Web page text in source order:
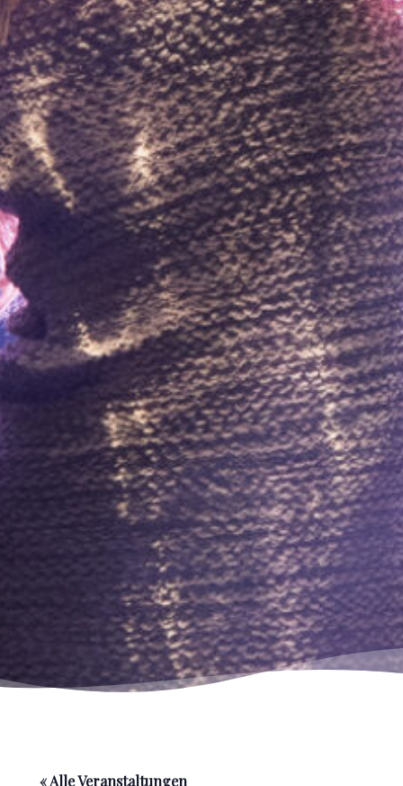
« Alle Veranstaltungen